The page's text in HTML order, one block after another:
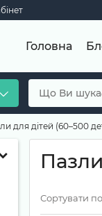
Головна
для дітей (60–500
Сортувати